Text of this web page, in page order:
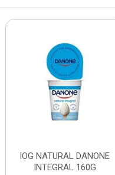
IOG NATURAL DANONE
INTEGRAL 160G